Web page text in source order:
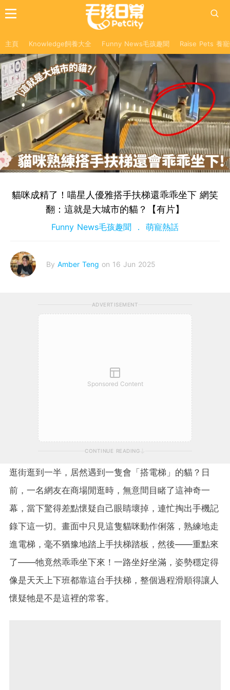
主頁 Knowledge飼養大全 Funny News毛孩趣聞 Raise Pets 養
貓咪成精了！喵星人優雅搭手扶梯還乖乖坐下 網笑
翻：這就是大城市的貓？【有片】
Funny News毛孩趣聞 萌寵熱話
By Amber Teng on 16 Jun 2025
ADVERTISEMENT
Sponsored Content
CONTINUE READING
逛街逛到一半，居然遇到一隻會「搭電梯」的貓？日
前，一名網友在商場閒逛時，無意間目睹了這神奇一
幕，當下驚得差點懷疑自己眼睛壞掉，連忙掏出手機記
錄下這一切。畫面中只見這隻貓咪動作俐落，熟練地走
進電梯，毫不猶豫地踏上手扶梯踏板，然後——重點來
了——牠竟然乖乖坐下來！一路坐好坐滿，姿勢穩定得
像是天天上下班都靠這台手扶梯，整個過程滑順得讓人
懷疑牠是不是這裡的常客。